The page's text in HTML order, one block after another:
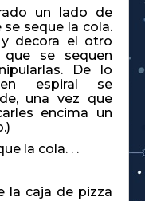
un lado de
seque la cola.
decora el otro
que se sequen
De lo
espiral se
una vez que
encima un
la cola. . .
la caja de pizza